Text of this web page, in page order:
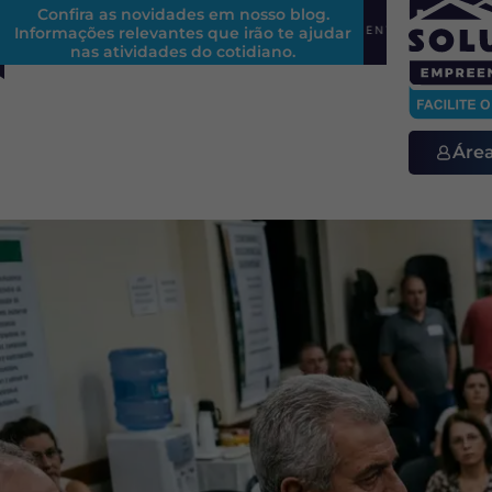
Confira as novidades em nosso blog.
Informações relevantes que irão te ajudar
nas atividades do cotidiano.
REFORMA TRIBUTÁRIA EM CONDOMÍNIOS: ENTENDA OS